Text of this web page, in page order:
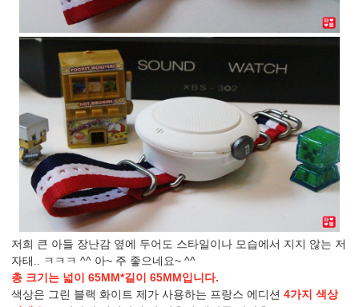
저희 큰 아들 장난감 옆에 두어도 스타일이나 모습에서 지지 않는 저
자태.. ㅋㅋㅋ ^^ 아~ 주 좋으네요~ ^^
총 크기는 넓이 65MM*길이 65MM입니다.
색상은 그린 블랙 화이트 제가 사용하는 프랑스 에디션 4가지 색상